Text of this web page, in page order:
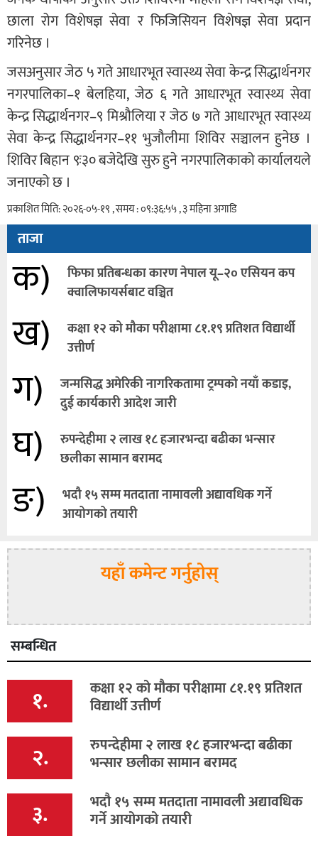
छाला रोग विशेषज्ञ सेवा र फिजिसियन विशेषज्ञ सेवा प्रदान
गरिनेछ ।
जसअनुसार जेठ ५ गते आधारभूत स्वास्थ्य सेवा केन्द्र सिद्धार्थनगर
नगरपालिका–१ बेलहिया, जेठ ६ गते आधारभूत स्वास्थ्य सेवा
केन्द्र सिद्धार्थनगर–९ मिश्रौलिया र जेठ ७ गते आधारभूत स्वास्थ्य
सेवा केन्द्र सिद्धार्थनगर–११ भुजौलीमा शिविर सञ्चालन हुनेछ ।
शिविर बिहान ९ः३० बजेदेखि सुरु हुने नगरपालिकाको कार्यालयले
जनाएको छ ।
प्रकाशित मिति: २०२६-०५-१९ , समय : ०९:३६:५५ , ३ महिना अगाडि
ताजा
क)
फिफा प्रतिबन्धका कारण नेपाल यू–२० एसियन कप
क्वालिफायर्सबाट वञ्चित
ख)
कक्षा १२ को मौका परीक्षामा ८१.१९ प्रतिशत विद्यार्थी
उत्तीर्ण
ग)
जन्मसिद्ध अमेरिकी नागरिकतामा ट्रम्पको नयाँ कडाइ,
दुई कार्यकारी आदेश जारी
घ)
रुपन्देहीमा २ लाख १८ हजारभन्दा बढीका भन्सार
छलीका सामान बरामद
ङ)
भदौ १५ सम्म मतदाता नामावली अद्यावधिक गर्ने
आयोगको तयारी
यहाँ कमेन्ट गर्नुहोस्
सम्बन्धित
१. कक्षा १२ को मौका परीक्षामा ८१.१९ प्रतिशत
विद्यार्थी उत्तीर्ण
२. रुपन्देहीमा २ लाख १८ हजारभन्दा बढीका
भन्सार छलीका सामान बरामद
३. भदौ १५ सम्म मतदाता नामावली अद्यावधिक
गर्ने आयोगको तयारी